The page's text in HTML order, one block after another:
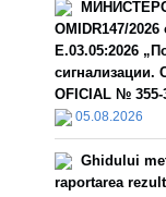
OMIDR147/
E.03.05:2026
сигнализации.
OFICIAL №
05.08.2026
Ghidului
raportarea